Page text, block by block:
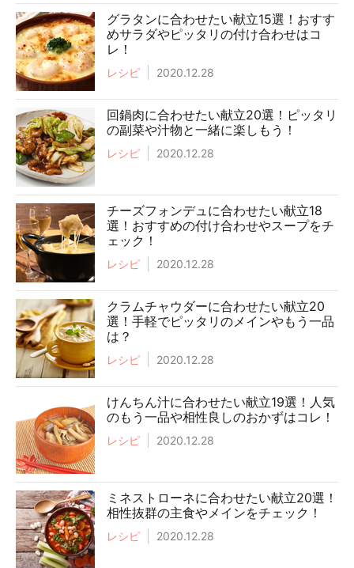
グラタンに合わせたい献立15選！おすす
めサラダやピッタリの付け合わせはコ
レ！
レシピ 2020.12.28
回鍋肉に合わせたい献立20選！ピッタリ
の副菜や汁物と一緒に楽しもう！
レシピ 2020.12.28
チーズフォンデュに合わせたい献立18
選！おすすめの付け合わせやスープをチ
ェック！
レシピ 2020.12.28
クラムチャウダーに合わせたい献立20
選！手軽でピッタリのメインやもう一品
は？
レシピ 2020.12.28
けんちん汁に合わせたい献立19選！人気
のもう一品や相性良しのおかずはコレ！
レシピ 2020.12.28
ミネストローネに合わせたい献立20選！
相性抜群の主食やメインをチェック！
レシピ 2020.12.28